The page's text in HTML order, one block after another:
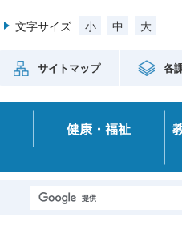
文字サイズ 小 中 大
サイトマップ 各
健康・福祉